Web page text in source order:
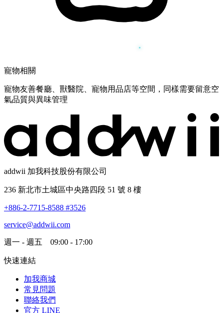
寵物相關
寵物友善餐廳、獸醫院、寵物用品店等空間，同樣需要留意空
氣品質與異味管理
addwii 加我科技股份有限公司
236 新北市土城區中央路四段 51 號 8 樓
+886-2-7715-8588 #3526
service@addwii.com
週一 - 週五 09:00 - 17:00
快速連結
加我商城
常見問題
聯絡我們
官方 LINE